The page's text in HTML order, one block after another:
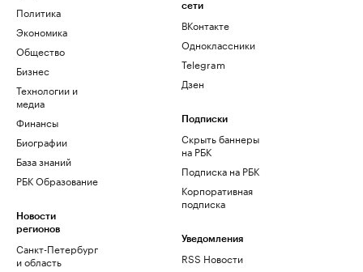
Политика
Экономика
Общество
Бизнес
Технологии и
медиа
Финансы
Биографии
База знаний
РБК Образование
Новости
регионов
Санкт-Петербург
и область
сети
ВКонтакте
Одноклассники
Telegram
Дзен
Подписки
Скрыть баннеры
на РБК
Подписка на РБК
Корпоративная
подписка
Уведомления
RSS Новости